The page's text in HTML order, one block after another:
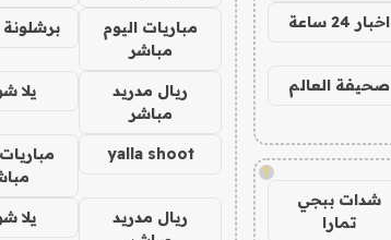
اخبار 24 ساعة
صحيفة العالم
!
شدات ببجي
تمارا
مباريات اليوم
مباشر
ريال مدريد
مباشر
يلا
yalla shoot
ريال مدريد
يلا